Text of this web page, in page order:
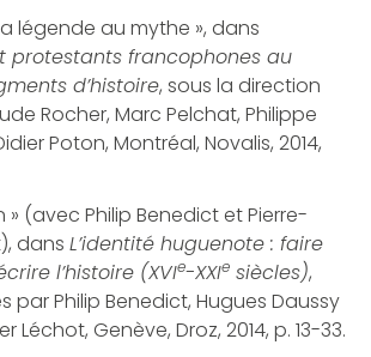
légende au mythe », dans
protestants francophones au
d’histoire, sous la direction
Rocher, Marc Pelchat, Philippe
Poton, Montréal, Novalis, 2014,
» (avec Philip Benedict et Pierre-
dans L’identité huguenote : faire
l’histoire (XVIe-XXIe siècles),
par Philip Benedict, Hugues Daussy
Léchot, Genève, Droz, 2014, p. 13-33.